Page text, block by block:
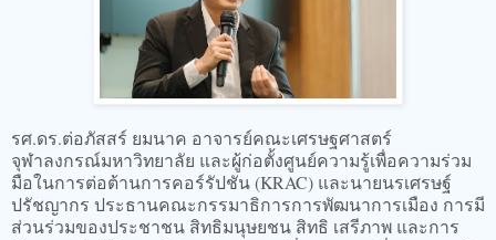
รศ.ดร.ต่อภัสสร์ ยมนาค อาจารย์คณะเศรษฐศาสตร์
จุฬาลงกรณ์มหาวิทยาลัย และผู้ก่อตั้งศูนย์ความรู้เพื่อความร่วม
มือในการต่อต้านการคอร์รัปชัน (KRAC) และนายนรเศรษฐ์
ปรัชญากร ประธานคณะกรรมาธิการการพัฒนาการเมือง การมี
ส่วนร่วมของประชาชน สิทธิมนุษยชน สิทธิ เสรีภาพ และการ